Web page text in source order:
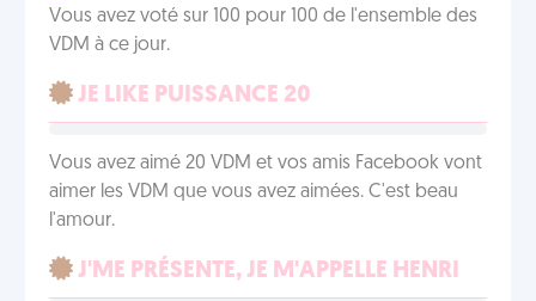
Vous avez voté sur 100 pour 100 de l'ensemble des
VDM à ce jour.
JE LIKE PUISSANCE 20
Vous avez aimé 20 VDM et vos amis Facebook vont
aimer les VDM que vous avez aimées. C'est beau
l'amour.
J'ME PRÉSENTE, JE M'APPELLE HENRI